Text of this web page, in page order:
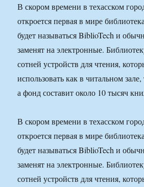
В скором времени в техасском
откроется первая в мире
будет называться BiblioTech и
заменят на электронные.
сотней устройств для чтения,
использовать как в читальном
а фонд составит около 10 тысяч
В скором времени в техасском
откроется первая в мире
будет называться BiblioTech и
заменят на электронные.
сотней устройств для чтения,